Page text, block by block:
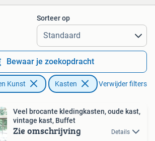
Alle afstanden…
Sorteer op
Bewaar je zoekopdracht
Kunst Kasten Verwijder filters
Veel brocante kledingkasten, oude kast,
vintage kast, Buffet
Zie omschrijving Details